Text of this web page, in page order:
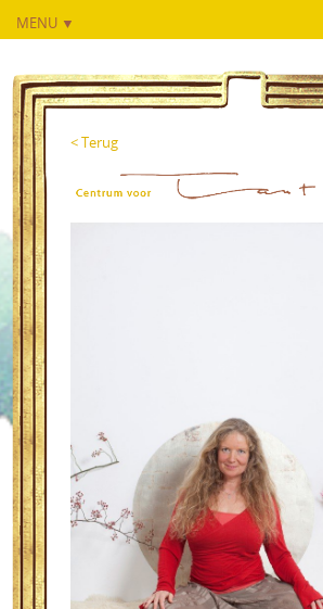
MENU ▼
< Terug